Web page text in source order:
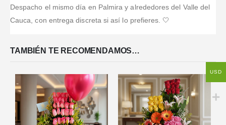
Despacho el mismo día en Palmira y alrededores del Valle del
Cauca, con entrega discreta si así lo prefieres. 🤍
TAMBIÉN TE RECOMENDAMOS…
USD